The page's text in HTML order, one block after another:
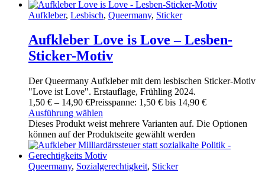
Aufkleber, Lesbisch, Queermany, Sticker
Aufkleber Love is Love – Lesben-
Sticker-Motiv
Der Queermany Aufkleber mit dem lesbischen Sticker-Motiv
"Love ist Love". Erstauflage, Frühling 2024.
1 ,50 € – 14,90 €Preisspanne: 1 ,50 € bis 14,90 €
Ausführung wählen
Dieses Produkt weist mehrere Varianten auf. Die Optionen
können auf der Produktseite gewählt werden
Queermany, Sozialgerechtigkeit, Sticker